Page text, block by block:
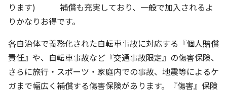
ります) 補償も充実しており、一般で加入されるよ
りかなりお得です。
各自治体で義務化された自転車事故に対応する『個人賠償
責任』や、自転車事故など『交通事故限定』の傷害保険、
さらに旅行・スポーツ・家庭内での事故、地震等によるケ
ガまで幅広く補償する傷害保険があります。『傷害』保険